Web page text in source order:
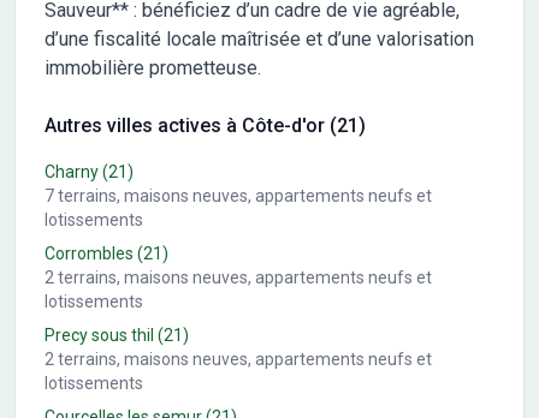
Sauveur** : bénéficiez d’un cadre de vie agréable,
d’une fiscalité locale maîtrisée et d’une valorisation
immobilière prometteuse.
Autres villes actives à Côte-d'or (21)
Charny(21)
7terrains, maisons neuves, appartements neufs et
lotissements
Corrombles (21)
2 terrains, maisons neuves, appartements neufs et
lotissements
Precy sous thil (21)
2 terrains, maisons neuves, appartements neufs et
lotissements